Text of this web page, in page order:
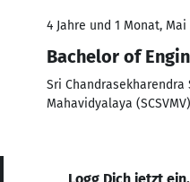
4 Jahre und 1 Monat, Mai
Bachelor of
Sri Chandrasekharendra
Mahavidyalaya (SCSVMV)